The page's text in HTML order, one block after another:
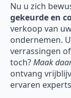
Nu u zich
gekeurde en
verkoop van
ondernemen.
verrassingen
toch?Maak
ontvang
ervaren